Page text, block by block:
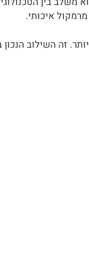
איכותי.
זה השילוב הנכון